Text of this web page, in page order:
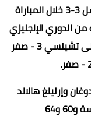
تعادل مانشستر سيتي مع مضيفه نيوكاسل 3-3 خلال المباراة
الدوري الإنجليزي
لكرة القدم، والتي شهدت أيضا فوز ليدز على تشيلسي 3 - صفر
وإرلينغ هالاند
و64